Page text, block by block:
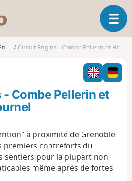
s
o
O
u
v
i
r
l
i
Circuit Engins - Combe Pellerin et Hameau du Fournel
Combe Pellerin et
à proximité de Grenoble
premiers contreforts du
sentiers pour la plupart non
même après de fortes